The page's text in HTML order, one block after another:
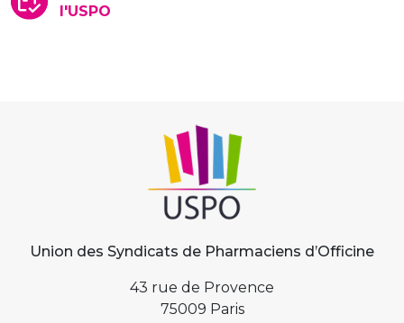
l'USPO
Union des Syndicats de Pharmaciens d’Officine
43 rue de Provence
75009 Paris